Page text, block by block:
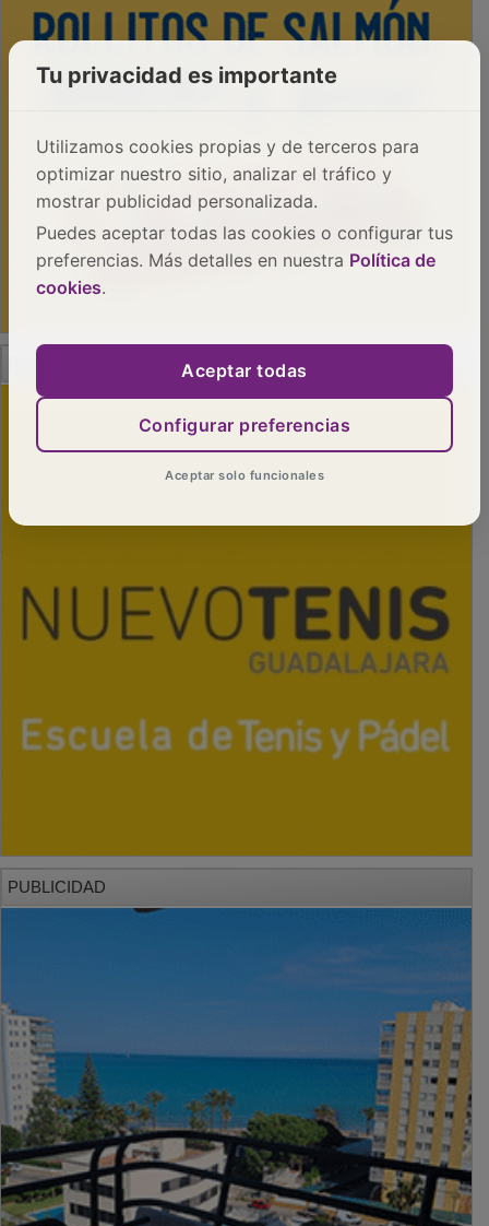
PUBLICIDAD
Tu privacidad es importante
Utilizamos cookies propias y de terceros para
optimizar nuestro sitio, analizar el tráfico y
mostrar publicidad personalizada.
Puedes aceptar todas las cookies o configurar tus
preferencias. Más detalles en nuestra Política de
cookies.
Aceptar todas
Configurar preferencias
Aceptar solo funcionales